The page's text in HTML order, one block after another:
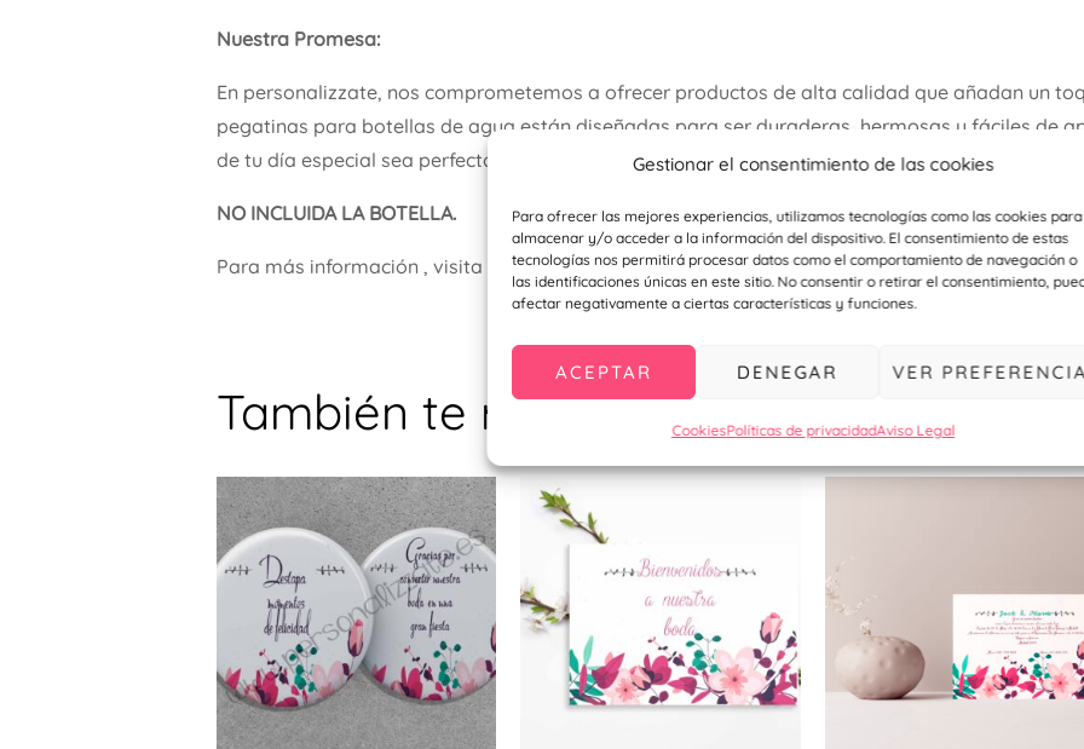
Gestionar el consentimiento de las cookies
Para ofrecer las mejores experiencias, utilizamos tecnologías como las cookies para
almacenar y/o acceder a la información del dispositivo. El consentimiento de estas
tecnologías nos permitirá procesar datos como el comportamiento de navegación o
las identificaciones únicas en este sitio. No consentir o retirar el consentimiento,
afectar negativamente a ciertas características y funciones.
ACEPTAR DENEGAR VER
CookiesPolíticas de privacidadAviso Legal
Nuestra Promesa:
En personalizzate, nos comprometemos a ofrecer productos de alta calidad que añadan un
pegatinas para botellas de agua están diseñadas para ser duraderas, hermosas y fáciles de
de tu día especial sea perfecto.
NO INCLUIDA LA BOTELLA.
Para más información , visita nuestroinstagram
También te recomendamos…
producto
tiene
múltiples
variantes.
Las
opciones
múltiples
variantes.
Las
opciones